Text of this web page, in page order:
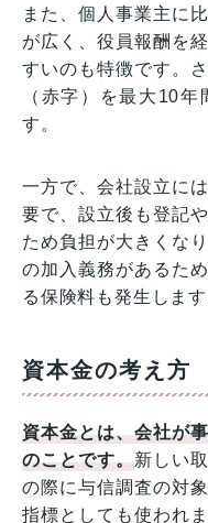
また、個人事業主に
が広く、役員報酬を
すいのも特徴です。
（赤字）を最大10
す。
一方で、会社設立に
要で、設立後も登記
ため負担が大きくな
の加入義務があるた
る保険料も発生します
資本金の考え方
資本金とは、会社が
のことです。新しい
の際に与信調査の対
指標としても使われ